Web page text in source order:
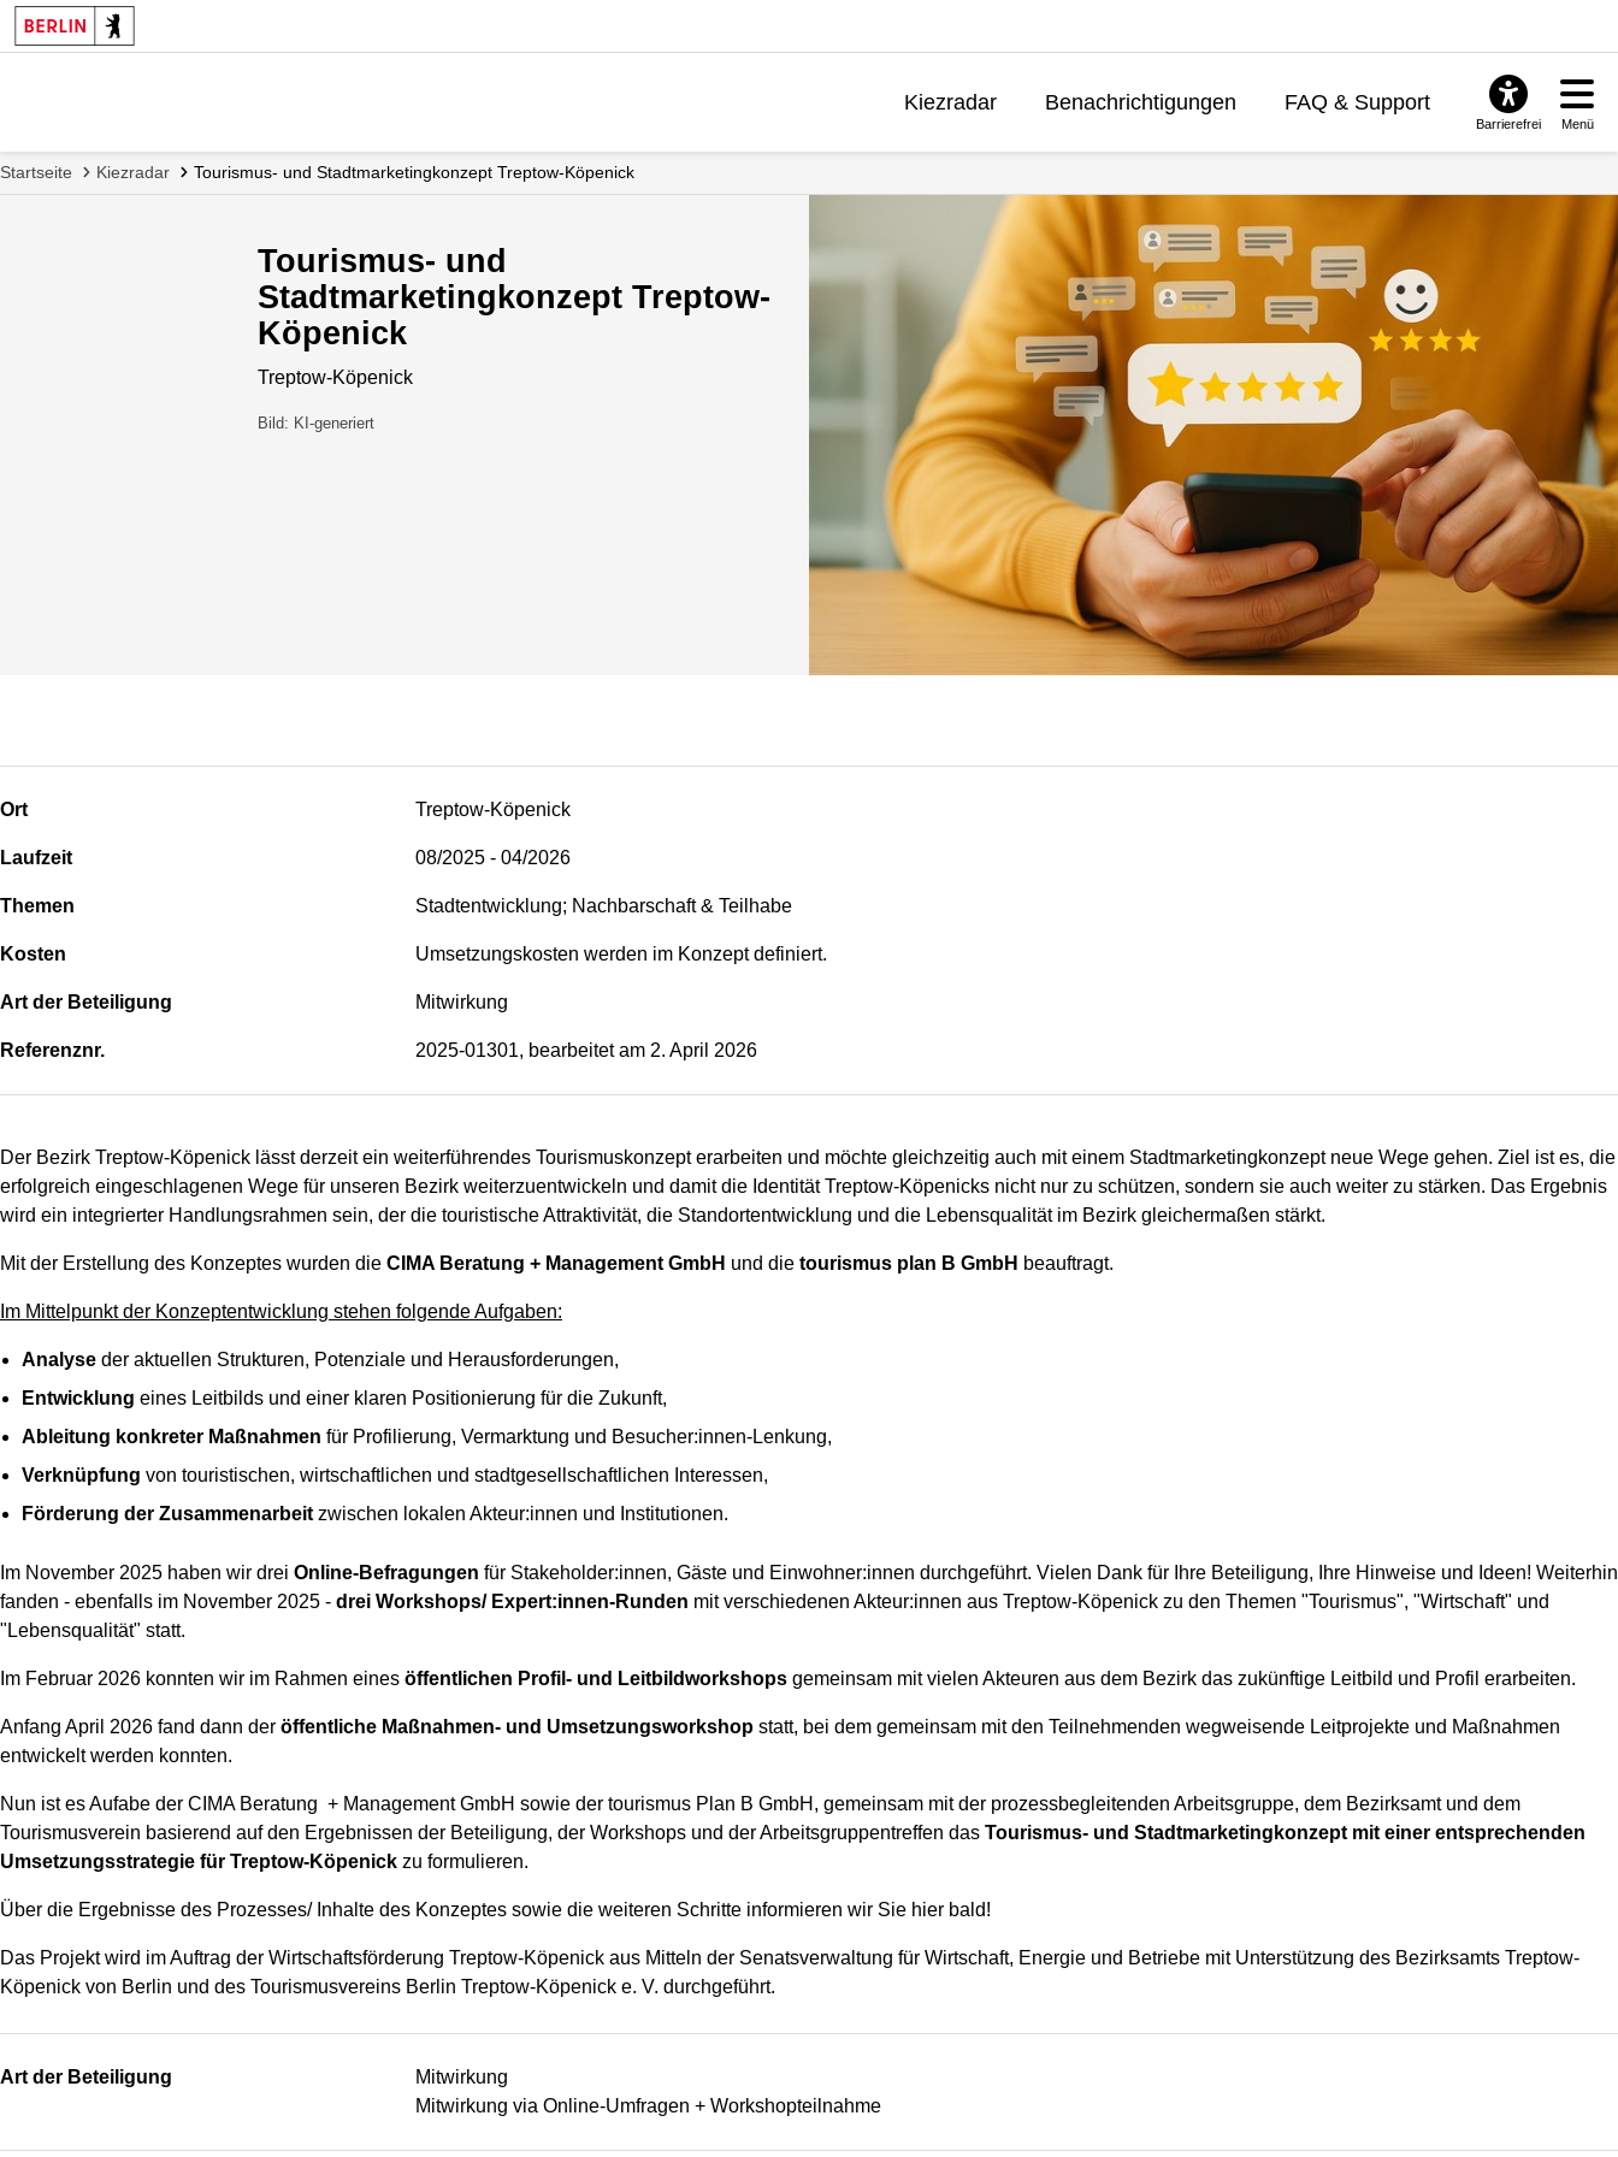
Kiezradar Benachrichtigungen FAQ & Support
Barrierefrei Menü
Startseite Kiezradar Tourismus- und Stadtmarketingkonzept Treptow-Köpenick
Tourismus- und
Stadtmarketingkonzept Treptow-
Köpenick
Treptow-Köpenick
Bild: KI-generiert
Ort Treptow-Köpenick
Laufzeit 08/2025 - 04/2026
Themen Stadtentwicklung; Nachbarschaft & Teilhabe
Kosten Umsetzungskosten werden im Konzept definiert.
Art der Beteiligung Mitwirkung
Referenznr. 2025-01301, bearbeitet am 2. April 2026
Der Bezirk Treptow-Köpenick lässt derzeit ein weiterführendes Tourismuskonzept erarbeiten und möchte gleichzeitig auch mit einem Stadtmarketingkonzept neue Wege gehen. Ziel ist es, die
erfolgreich eingeschlagenen Wege für unseren Bezirk weiterzuentwickeln und damit die Identität Treptow-Köpenicks nicht nur zu schützen, sondern sie auch weiter zu stärken. Das Ergebnis
wird ein integrierter Handlungsrahmen sein, der die touristische Attraktivität, die Standortentwicklung und die Lebensqualität im Bezirk gleichermaßen stärkt.
Mit der Erstellung des Konzeptes wurden die CIMA Beratung + Management GmbH und die tourismus plan B GmbH beauftragt.
Im Mittelpunkt der Konzeptentwicklung stehen folgende Aufgaben:
Analyseder aktuellen Strukturen, Potenziale und Herausforderungen,
Entwicklung eines Leitbilds und einer klaren Positionierung für die Zukunft,
Ableitung konkreter Maßnahmen für Profilierung, Vermarktung und Besucher:innen-Lenkung,
Verknüpfung von touristischen, wirtschaftlichen und stadtgesellschaftlichen Interessen,
Förderung der Zusammenarbeitzwischen lokalen Akteur:innen und Institutionen.
Im November 2025 haben wir drei Online-Befragungen für Stakeholder:innen, Gäste und Einwohner:innen durchgeführt. Vielen Dank für Ihre Beteiligung, Ihre Hinweise und Ideen! Weiterhin
fanden - ebenfalls im November 2025 - drei Workshops/ Expert:innen-Runden mit verschiedenen Akteur:innen aus Treptow-Köpenick zu den Themen "Tourismus", "Wirtschaft" und
"Lebensqualität" statt.
Im Februar 2026 konnten wir im Rahmen eines öffentlichen Profil- und Leitbildworkshops gemeinsam mit vielen Akteuren aus dem Bezirk das zukünftige Leitbild und Profil erarbeiten.
Anfang April 2026 fand dann der öffentliche Maßnahmen- und Umsetzungsworkshop statt, bei dem gemeinsam mit den Teilnehmenden wegweisende Leitprojekte und Maßnahmen
entwickelt werden konnten.
Nun ist es Aufabe der CIMA Beratung + Management GmbH sowie der tourismus Plan B GmbH, gemeinsam mit der prozessbegleitenden Arbeitsgruppe, dem Bezirksamt und dem
Tourismusverein basierend auf den Ergebnissen der Beteiligung, der Workshops und der Arbeitsgruppentreffen das Tourismus- und Stadtmarketingkonzept mit einer entsprechenden
Umsetzungsstrategie für Treptow-Köpenick zu formulieren.
Über die Ergebnisse des Prozesses/ Inhalte des Konzeptes sowie die weiteren Schritte informieren wir Sie hier bald!
Das Projekt wird im Auftrag der Wirtschaftsförderung Treptow-Köpenick aus Mitteln der Senatsverwaltung für Wirtschaft, Energie und Betriebe mit Unterstützung des Bezirksamts Treptow-
Köpenick von Berlin und des Tourismusvereins Berlin Treptow-Köpenick e. V. durchgeführt.
Art der Beteiligung
Mitwirkung
Mitwirkung via Online-Umfragen + Workshopteilnahme